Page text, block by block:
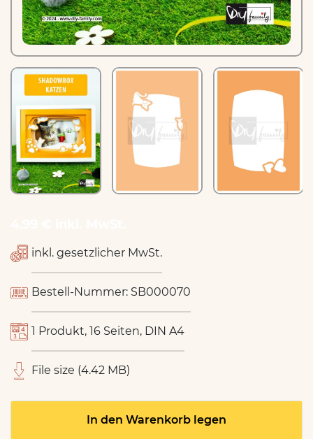
inkl. gesetzlicher MwSt.
Bestell-Nummer: SB000070
1 Produkt, 16 Seiten, DIN A4
File size (4.42 MB)
In den Warenkorb legen